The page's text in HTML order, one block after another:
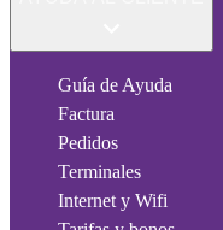
Guía de Ayuda
Factura
Pedidos
Terminales
Internet y Wifi